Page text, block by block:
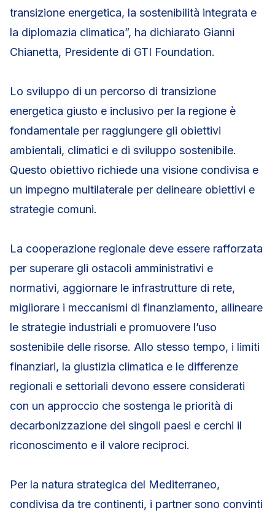
transizione energetica, la sostenibilità integrata e
la diplomazia climatica”, ha dichiarato Gianni
Chianetta, Presidente di GTI Foundation.
Lo sviluppo di un percorso di transizione
energetica giusto e inclusivo per la regione è
fondamentale per raggiungere gli obiettivi
ambientali, climatici e di sviluppo sostenibile.
Questo obiettivo richiede una visione condivisa e
un impegno multilaterale per delineare obiettivi e
strategie comuni.
La cooperazione regionale deve essere rafforzata
per superare gli ostacoli amministrativi e
normativi, aggiornare le infrastrutture di rete,
migliorare i meccanismi di finanziamento, allineare
le strategie industriali e promuovere l’uso
sostenibile delle risorse. Allo stesso tempo, i limiti
finanziari, la giustizia climatica e le differenze
regionali e settoriali devono essere considerati
con un approccio che sostenga le priorità di
decarbonizzazione dei singoli paesi e cerchi il
riconoscimento e il valore reciproci.
Per la natura strategica del Mediterraneo,
condivisa da tre continenti, i partner sono convinti